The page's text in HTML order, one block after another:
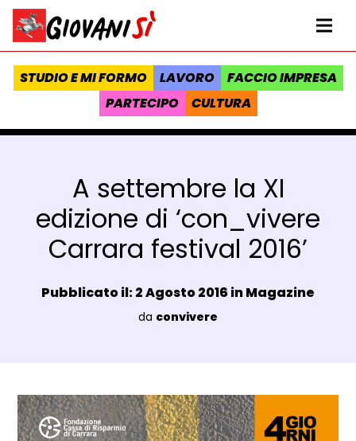
Vai al contenuto
Homepage Giovanisì - Progetto della Regione Toscana
STUDIO E MI FORMO LAVORO
FACCIO IMPRESA
PARTECIPO
CULTURA
A settembre la XI
edizione di ‘con_vivere
Carrara festival 2016’
Data e ora:
Pubblicato il: 2 Agosto 2016 inMagazine
Luogo:
da convivere
Dettagli Post Magazine